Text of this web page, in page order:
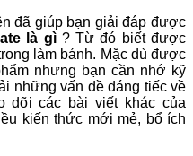
đã giúp bạn giải đáp được
là gì ? Từ đó biết được
làm bánh. Mặc dù được
nhưng bạn cần nhớ kỹ
những vấn đề đáng tiếc về
dõi các bài viết khác của
kiến thức mới mẻ, bổ ích